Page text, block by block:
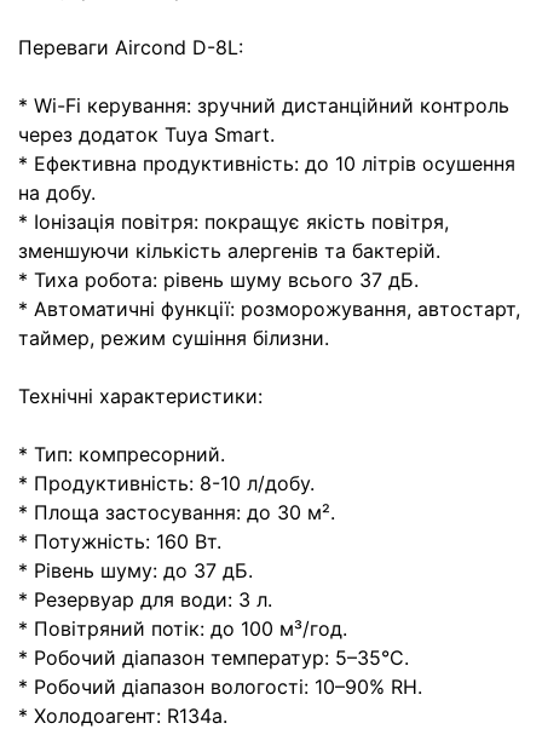
Переваги Aircond D-8L:
* Wi-Fi керування: зручний дистанційний контроль
через додаток Tuya Smart.
* Ефективна продуктивність: до 10 літрів осушення
на добу.
* Іонізація повітря: покращує якість повітря,
зменшуючи кількість алергенів та бактерій.
* Тиха робота: рівень шуму всього 37 дБ.
* Автоматичні функції: розморожування, автостарт,
таймер, режим сушіння білизни.
Технічні характеристики:
* Тип: компресорний.
* Продуктивність: 8-10 л/добу.
* Площа застосування: до 30 м².
* Потужність: 160 Вт.
* Рівень шуму: до 37 дБ.
* Резервуар для води: 3 л.
* Повітряний потік: до 100 м³/год.
* Робочий діапазон температур: 5–35°C.
* Робочий діапазон вологості: 10–90% RH.
* Холодоагент: R134a.